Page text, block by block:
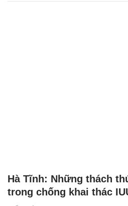
Hà Tĩnh: Những thách
trong chống khai thác